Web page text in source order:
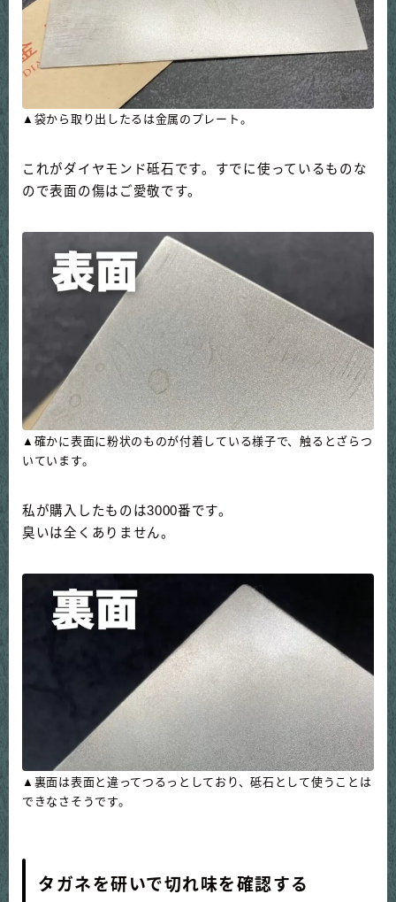
▲袋から取り出したるは金属のプレート。
これがダイヤモンド砥石です。すでに使っているものな
ので表面の傷はご愛敬です。
▲確かに表面に粉状のものが付着している様子で、触るとざらつ
いています。
私が購入したものは3000番です。
臭いは全くありません。
▲裏面は表面と違ってつるっとしており、砥石として使うことは
できなさそうです。
タガネを研いで切れ味を確認する